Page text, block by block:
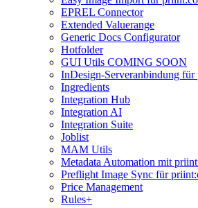
EPREL Connector
Extended Valuerange
Generic Docs Configurator
Hotfolder
GUI Utils COMING SOON
InDesign-Serveranbindung für
Ingredients
Integration Hub
Integration AI
Integration Suite
Joblist
MAM Utils
Metadata Automation mit
Preflight Image Sync für
Price Management
Rules+